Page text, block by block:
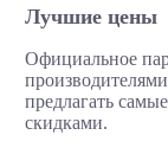
Лучшие цены
Официальное
предлагать
скидками.